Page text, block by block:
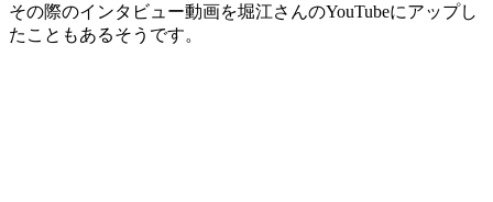
その際のインタビュー動画を堀江さんのYouTubeにアップし
たこともあるそうです。